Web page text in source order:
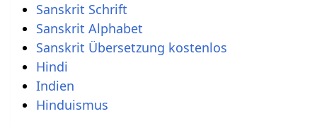
Sanskrit Schrift
Sanskrit Alphabet
Sanskrit Übersetzung kostenlos
Hindi
Indien
Hinduismus